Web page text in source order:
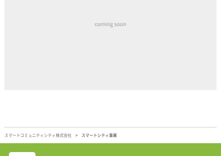
スマートコミュニティシティ株式会社 スマートシティ事業